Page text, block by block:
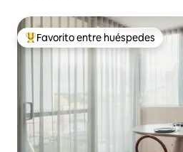
Favorito entre huéspedes preferido
Favorito entre huéspedes